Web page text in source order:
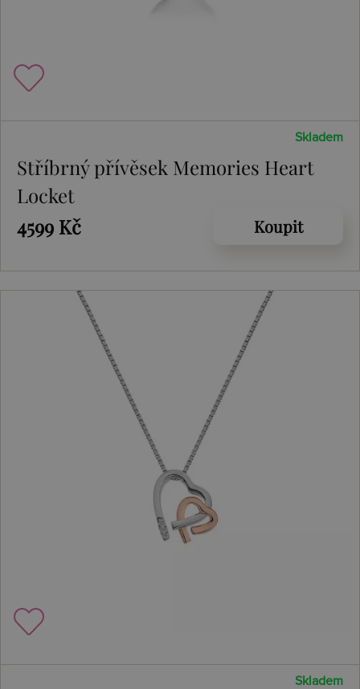
Skladem
Stříbrný přívěsek Memories Heart
Locket
4599 Kč
Koupit
Skladem